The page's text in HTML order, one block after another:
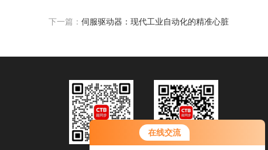
在线交流
下一篇： 伺服驱动器：现代工业自动化的精准心脏